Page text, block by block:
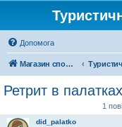
Допомога
Магазин спорядження
Ретрит в палатках
1
did_palatko